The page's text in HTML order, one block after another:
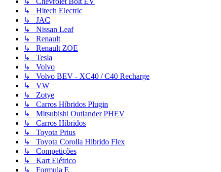
↳ Hitech Electric
↳ JAC
↳ Nissan Leaf
↳ Renault
↳ Renault ZOE
↳ Tesla
↳ Volvo
↳ Volvo BEV - XC40 / C40 Recharge
↳ VW
↳ Zotye
↳ Carros Híbridos Plugin
↳ Mitsubishi Outlander PHEV
↳ Carros Híbridos
↳ Toyota Prius
↳ Toyota Corolla Hibrido Flex
↳ Competições
↳ Kart Elétrico
↳ Formula E